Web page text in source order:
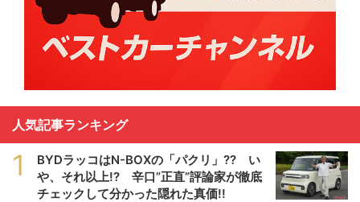
人気記事ランキング
1
BYDラッコはN-BOXの「パクリ」?? い
や、それ以上!? 辛口”正直”評論家が徹底
チェックして分かった隠れた真価!!